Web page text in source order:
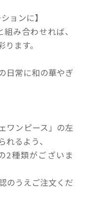
ョンに】
み合わせれば、
ます。
日常に和の華やぎ
ワンピース」の左
るよう、
2種類がございま
のうえご注文くだ